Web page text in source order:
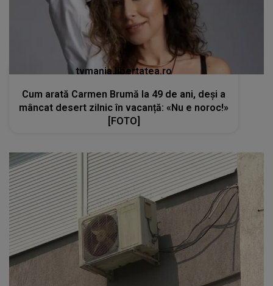
tvmania.libertatea.ro
Cum arată Carmen Brumă la 49 de ani, deși a
mâncat desert zilnic în vacanță: «Nu e noroc!»
[FOTO]